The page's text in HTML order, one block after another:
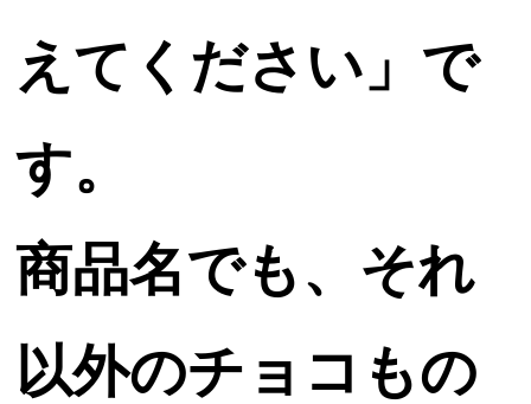
えてください」で
す。
商品名でも、それ
以外のチョコもの